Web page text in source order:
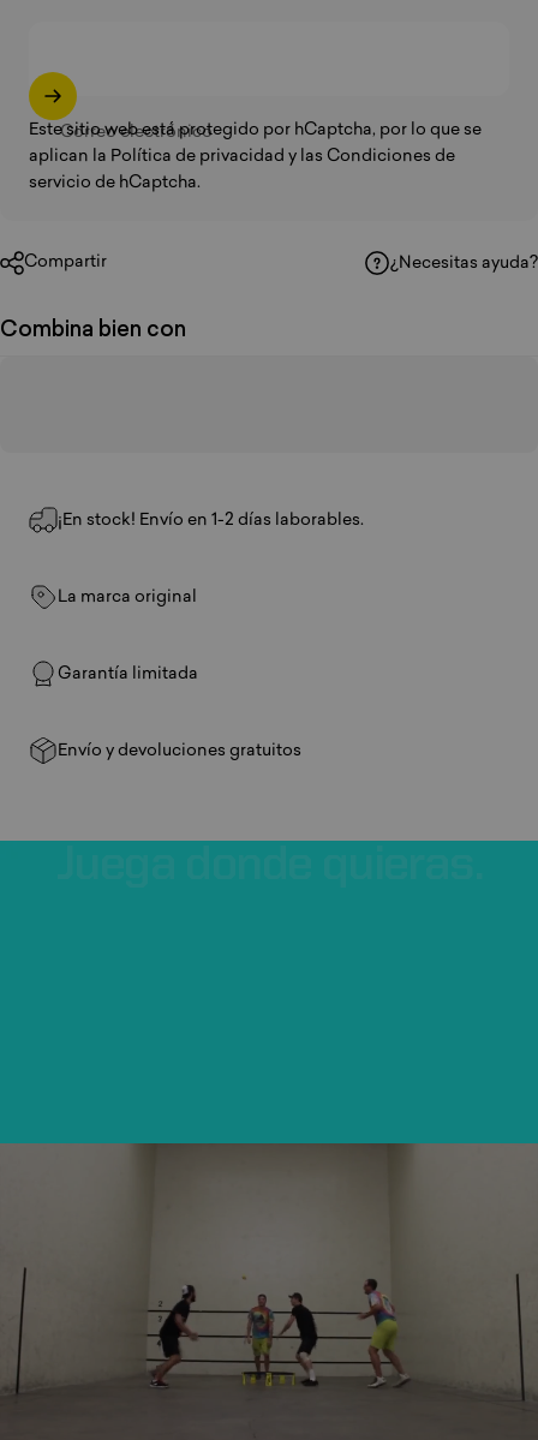
Correo electrónico
Este sitio web está protegido por hCaptcha, por lo que se
aplican la Política de privacidad y las Condiciones de
servicio de hCaptcha.
Compartir ¿Necesitas ayuda?
Combina bien con
¡En stock! Envío en 1-2 días laborables.
La marca original
Garantía limitada
Envío y devoluciones gratuitos